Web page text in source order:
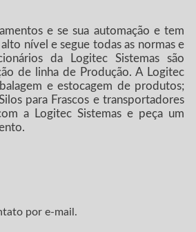
e se sua automação e tem
nível e segue todas as normas e
da Logitec Sistemas são
de linha de Produção. A Logitec
e estocagem de produtos;
para Frascos e transportadores
a Logitec Sistemas e peça um
por e-mail.